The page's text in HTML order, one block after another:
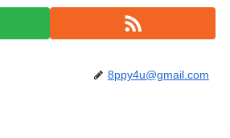
8ppy4u@gmail.com